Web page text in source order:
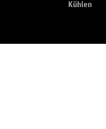
Kühlen